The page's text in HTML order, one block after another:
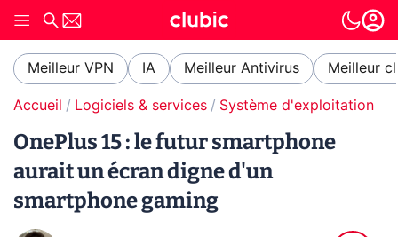
Meilleur VPN IA Meilleur Antivirus Meilleur
Accueil Logiciels & services Système d'exploitation
OnePlus 15 : le futur smartphone
aurait un écran digne d'un
smartphone gaming